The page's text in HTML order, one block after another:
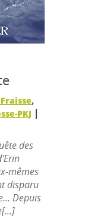
,
PKJ |
des
mêmes
disparu
Depuis